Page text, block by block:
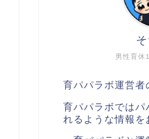
男性育休
育パパラボ運営者
育パパラボではパ
れるような情報を